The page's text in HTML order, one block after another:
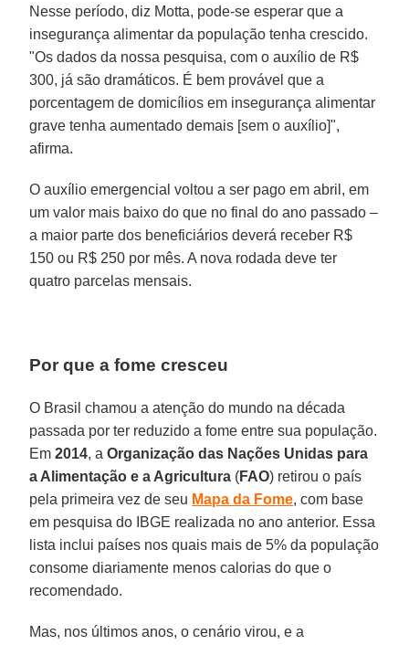
Nesse período, diz Motta, pode-se esperar que a
insegurança alimentar da população tenha crescido.
"Os dados da nossa pesquisa, com o auxílio de R$
300, já são dramáticos. É bem provável que a
porcentagem de domicílios em insegurança alimentar
grave tenha aumentado demais [sem o auxílio]",
afirma.
O auxílio emergencial voltou a ser pago em abril, em
um valor mais baixo do que no final do ano passado –
a maior parte dos beneficiários deverá receber R$
150 ou R$ 250 por mês. A nova rodada deve ter
quatro parcelas mensais.
Por que a fome cresceu
O Brasil chamou a atenção do mundo na década
passada por ter reduzido a fome entre sua população.
Em2014, aOrganização das Nações Unidas para
a Alimentação e a Agricultura (FAO) retirou o país
pela primeira vez de seu Mapa da Fome, com base
em pesquisa do IBGE realizada no ano anterior. Essa
lista inclui países nos quais mais de 5% da população
consome diariamente menos calorias do que o
recomendado.
Mas, nos últimos anos, o cenário virou, e a